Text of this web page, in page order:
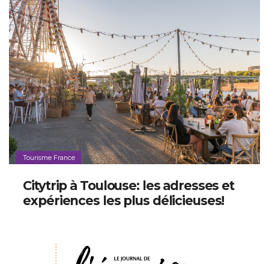
Tourisme France
Citytrip à Toulouse: les adresses et
expériences les plus délicieuses!